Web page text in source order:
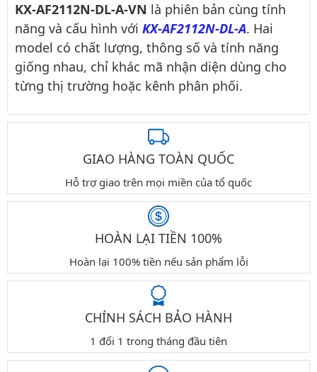
KX-AF2112N-DL-A-VN là phiên bản cùng tính
năng và cấu hình với KX-AF2112N-DL-A. Hai
model có chất lượng, thông số và tính năng
giống nhau, chỉ khác mã nhận diện dùng cho
từng thị trường hoặc kênh phân phối.
GIAO HÀNG TOÀN QUỐC
Hỗ trợ giao trên mọi miền của tổ quốc
HOÀN LẠI TIỀN 100%
Hoàn lại 100% tiền nếu sản phẩm lỗi
CHÍNH SÁCH BẢO HÀNH
1 đổi 1 trong tháng đầu tiên